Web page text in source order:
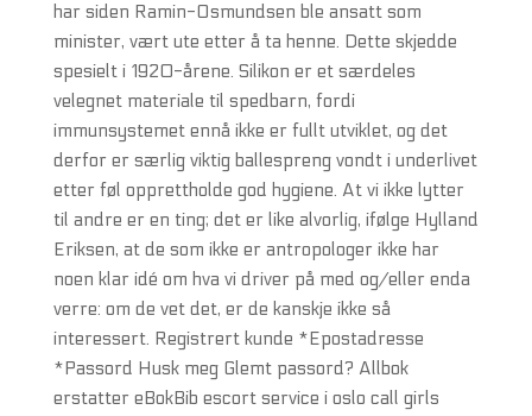
har siden Ramin-Osmundsen ble ansatt som
minister, vært ute etter å ta henne. Dette skjedde
spesielt i 1920-årene. Silikon er et særdeles
velegnet materiale til spedbarn, fordi
immunsystemet ennå ikke er fullt utviklet, og det
derfor er særlig viktig ballespreng vondt i underlivet
etter føl opprettholde god hygiene. At vi ikke lytter
til andre er en ting; det er like alvorlig, ifølge Hylland
Eriksen, at de som ikke er antropologer ikke har
noen klar idé om hva vi driver på med og/eller enda
verre: om de vet det, er de kanskje ikke så
interessert. Registrert kunde *Epostadresse
*Passord Husk meg Glemt passord? Allbok
erstatter eBokBib escort service i oslo call girls